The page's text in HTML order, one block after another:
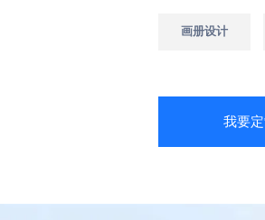
画册设计
我要定